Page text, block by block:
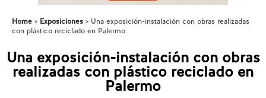
Home Exposiciones
Una exposición-instalación con obras realizadas
con plástico reciclado en Palermo
Una exposición-instalación con obras
realizadas con plástico reciclado en
Palermo